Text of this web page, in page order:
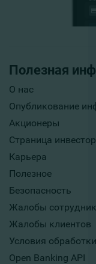
Полезная
О нас
Опубликование
Акционеры
Страница
Карьера
Полезное
Безопасность
Жалобы
Жалобы клиентов
Условия
Open Banking API